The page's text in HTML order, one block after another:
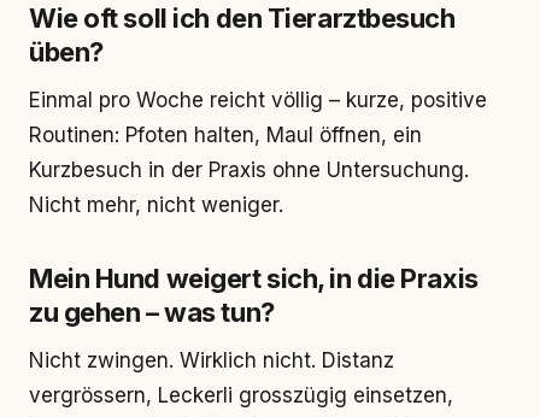
Wie oft soll ich den Tierarztbesuch
üben?
Einmal pro Woche reicht völlig – kurze, positive
Routinen: Pfoten halten, Maul öffnen, ein
Kurzbesuch in der Praxis ohne Untersuchung.
Nicht mehr, nicht weniger.
Mein Hund weigert sich, in die Praxis
zu gehen – was tun?
Nicht zwingen. Wirklich nicht. Distanz
vergrössern, Leckerli grosszügig einsetzen,